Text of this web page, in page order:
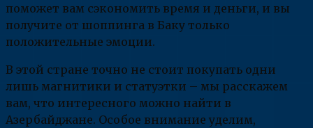
поможет вам сэкономить время и деньги, и вы
получите от шоппинга в Баку только
положительные эмоции.
В этой стране точно не стоит покупать одни
лишь магнитики и статуэтки – мы расскажем
вам, что интересного можно найти в
Азербайджане. Особое внимание уделим,